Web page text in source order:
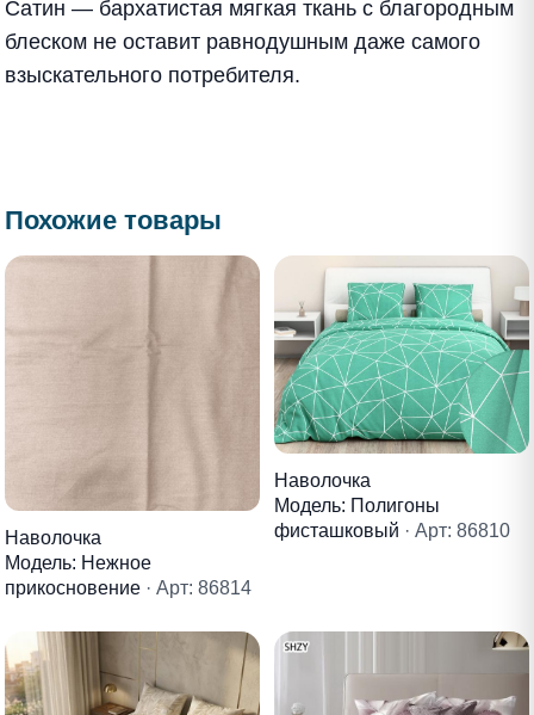
Сатин — бархатистая мягкая ткань с благородным
блеском не оставит равнодушным даже самого
взыскательного потребителя.
Похожие товары
Наволочка
Модель: Нежное
прикосновение · Арт: 86814
Наволочка
Модель: Полигоны
фисташковый · Арт: 86810